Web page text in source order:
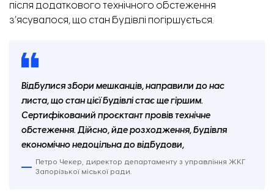
після додаткового технічного обстеження
з’ясувалося, що стан будівлі погіршується.
Відбулися збори мешканців, направили до нас
листа, що стан цієї будівлі стає ще гіршим.
Сертифікований проєктант провів технічне
обстеження. Дійсно, йде розходження, будівля
економічно недоцільна до відбудови,
Петро Чекер, директор департаменту з управління ЖКГ
Запорізької міської ради.